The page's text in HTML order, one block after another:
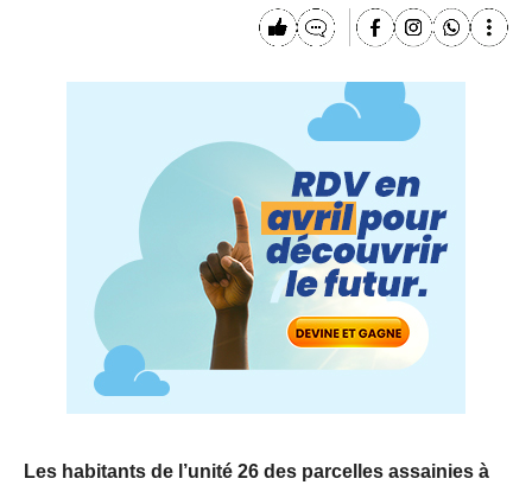
Les habitants de l’unité 26 des parcelles assainies à